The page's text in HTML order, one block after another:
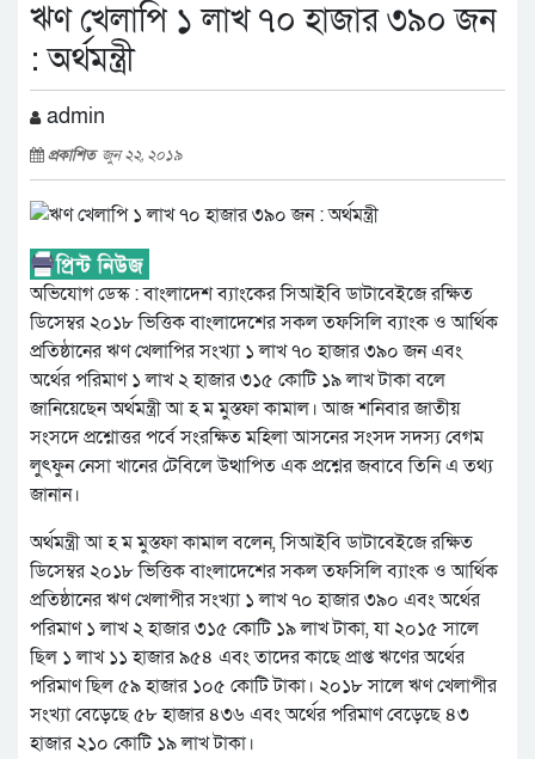
ঋণ খেলাপি ১ লাখ ৭০ হাজার ৩৯০ জন
: অর্থমন্ত্রী
admin
প্রকাশিত জুন ২২, ২০১৯
অভিযোগ ডেস্ক : বাংলাদেশ ব্যাংকের সিআইবি ডাটাবেইজে রক্ষিত
ডিসেম্বর ২০১৮ ভিত্তিক বাংলাদেশের সকল তফসিলি ব্যাংক ও আর্থিক
প্রতিষ্ঠানের ঋণ খেলাপির সংখ্যা ১ লাখ ৭০ হাজার ৩৯০ জন এবং
অর্থের পরিমাণ ১ লাখ ২ হাজার ৩১৫ কোটি ১৯ লাখ টাকা বলে
জানিয়েছেন অর্থমন্ত্রী আ হ ম মুস্তফা কামাল। আজ শনিবার জাতীয়
সংসদে প্রশ্নোত্তর পর্বে সংরক্ষিত মহিলা আসনের সংসদ সদস্য বেগম
লুৎফুন নেসা খানের টেবিলে উত্থাপিত এক প্রশ্নের জবাবে তিনি এ তথ্য
জানান।
অর্থমন্ত্রী আ হ ম মুস্তফা কামাল বলেন, সিআইবি ডাটাবেইজে রক্ষিত
ডিসেম্বর ২০১৮ ভিত্তিক বাংলাদেশের সকল তফসিলি ব্যাংক ও আর্থিক
প্রতিষ্ঠানের ঋণ খেলাপীর সংখ্যা ১ লাখ ৭০ হাজার ৩৯০ এবং অর্থের
পরিমাণ ১ লাখ ২ হাজার ৩১৫ কোটি ১৯ লাখ টাকা, যা ২০১৫ সালে
ছিল ১ লাখ ১১ হাজার ৯৫৪ এবং তাদের কাছে প্রাপ্ত ঋণের অর্থের
পরিমাণ ছিল ৫৯ হাজার ১০৫ কোটি টাকা। ২০১৮ সালে ঋণ খেলাপীর
সংখ্যা বেড়েছে ৫৮ হাজার ৪৩৬ এবং অর্থের পরিমাণ বেড়েছে ৪৩
হাজার ২১০ কোটি ১৯ লাখ টাকা।